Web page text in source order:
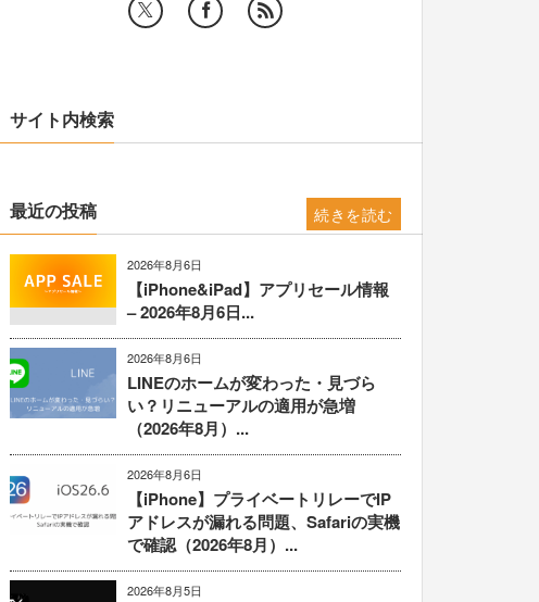
サイト内検索
最近の投稿
2026年8月6日
【iPhone&iPad】アプリセール情報
– 2026年8月6日...
2026年8月6日
LINEのホームが変わった・見づら
い？リニューアルの適用が急増
（2026年8月）...
2026年8月6日
【iPhone】プライベートリレーでIP
アドレスが漏れる問題、Safariの実機
で確認（2026年8月）...
2026年8月5日
続きを読む